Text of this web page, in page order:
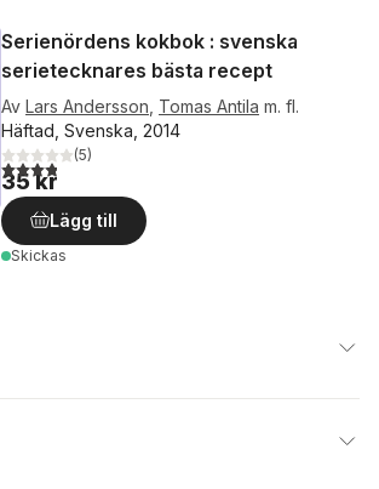
Serienördens kokbok : svenska
serietecknares bästa recept
Av Lars Andersson Tomas Antila m. fl.
Häftad, Svenska, 2014
3,8utav 5 stjärnor. Totalt antal röster:
(5)
35 kr
Lägg till
Skickas